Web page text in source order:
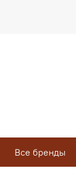
Все бренды